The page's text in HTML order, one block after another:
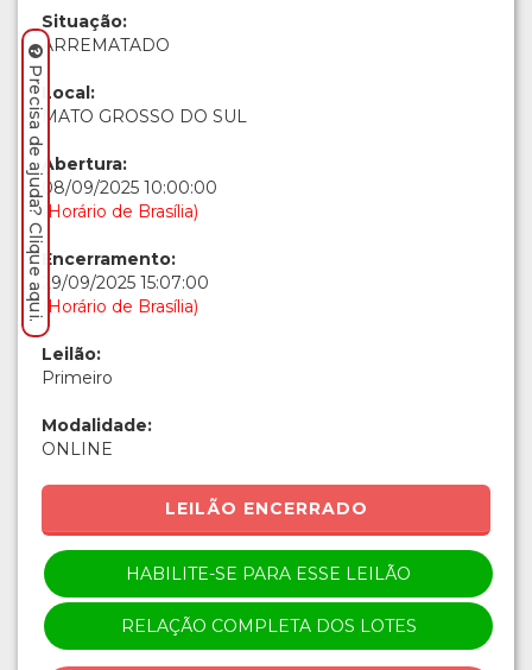
Situação:
ARREMATADO
Local:
MATO GROSSO DO SUL
Abertura:
08/09/2025 10:00:00
(Horário de Brasília)
Encerramento:
29/09/2025 15:07:00
(Horário de Brasília)
Leilão:
Primeiro
Modalidade:
ONLINE
LEILÃO ENCERRADO
HABILITE-SE PARA ESSE LEILÃO
RELAÇÃO COMPLETA DOS LOTES
Precisa de ajuda? Clique aqui.